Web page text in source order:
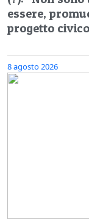
essere,
progetto
8 agosto 2026